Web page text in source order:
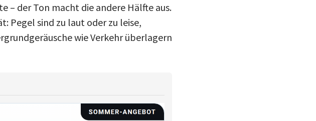
– der Ton macht die andere Hälfte aus.
Pegel sind zu laut oder zu leise,
wie Verkehr überlagern